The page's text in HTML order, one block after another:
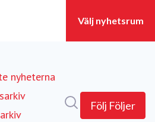
nyheterna
Följ Följer